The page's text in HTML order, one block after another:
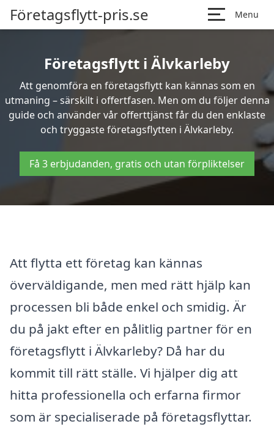
Företagsflytt-pris.se Menu
Företagsflytt i Älvkarleby
Att genomföra en företagsflytt kan kännas som en
utmaning – särskilt i offertfasen. Men om du följer denna
guide och använder vår offerttjänst får du den enklaste
och tryggaste företagsflytten i Älvkarleby.
Få 3 erbjudanden, gratis och utan förpliktelser
Att flytta ett företag kan kännas
överväldigande, men med rätt hjälp kan
processen bli både enkel och smidig. Är
du på jakt efter en pålitlig partner för en
företagsflytt i Älvkarleby? Då har du
kommit till rätt ställe. Vi hjälper dig att
hitta professionella och erfarna firmor
som är specialiserade på företagsflyttar.